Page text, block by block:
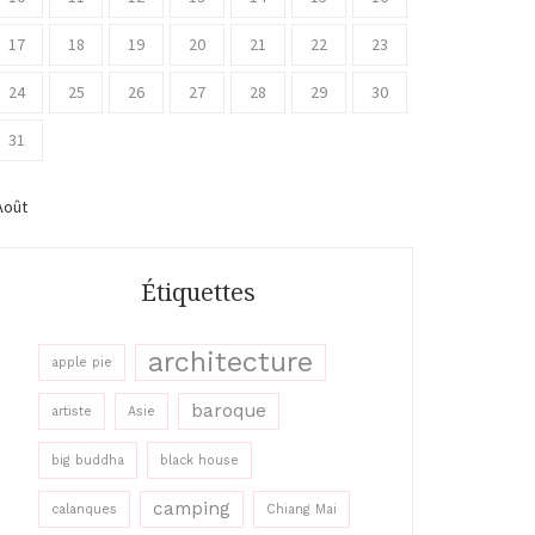
17 18 19 20 21 22 23
24 25 26 27 28 29 30
31
Étiquettes
apple pie architecture
artiste Asie baroque
big buddha black house
calanques camping Chiang Mai